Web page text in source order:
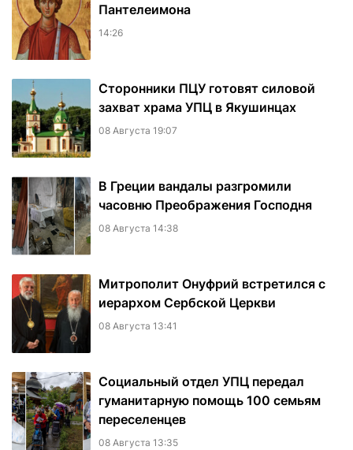
Пантелеимона
14:26
Сторонники ПЦУ готовят силовой
захват храма УПЦ в Якушинцах
08 Августа 19:07
В Греции вандалы разгромили
часовню Преображения Господня
08 Августа 14:38
Митрополит Онуфрий встретился с
иерархом Сербской Церкви
08 Августа 13:41
Социальный отдел УПЦ передал
гуманитарную помощь 100 семьям
переселенцев
08 Августа 13:35